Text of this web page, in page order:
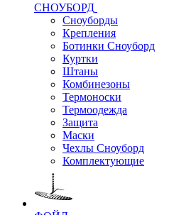
СНОУБОРД
Сноуборды
Крепления
Ботинки Сноуборд
Куртки
Штаны
Комбинезоны
Термоноски
Термоодежда
Защита
Маски
Чехлы Сноуборд
Комплектующие